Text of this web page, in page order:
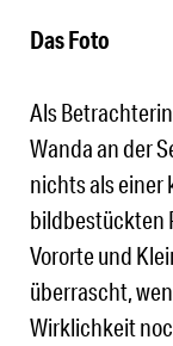
Das Foto
Als
Wanda an der
nichts als einer
bildbestückten
Vororte und
überrascht,
Wirklichkeit